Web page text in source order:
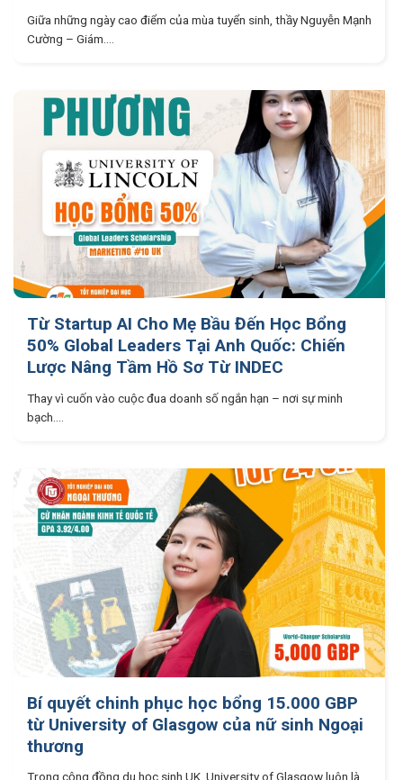
Giữa những ngày cao điểm của mùa tuyển sinh, thầy Nguyễn Mạnh
Cường – Giám....
Từ Startup AI Cho Mẹ Bầu Đến Học Bổng
50% Global Leaders Tại Anh Quốc: Chiến
Lược Nâng Tầm Hồ Sơ Từ INDEC
Thay vì cuốn vào cuộc đua doanh số ngắn hạn – nơi sự minh
bạch....
Bí quyết chinh phục học bổng 15.000 GBP
từ University of Glasgow của nữ sinh Ngoại
thương
Trong cộng đồng du học sinh UK, University of Glasgow luôn là